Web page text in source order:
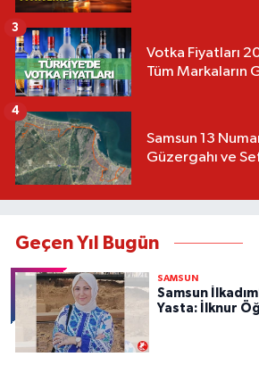
Votka Fiyatları
Tüm Markaların
3
Samsun 13
Güzergahı ve
4
Geçen Yıl Bugün
SAMSUN
Samsun
Yasta: İlknur